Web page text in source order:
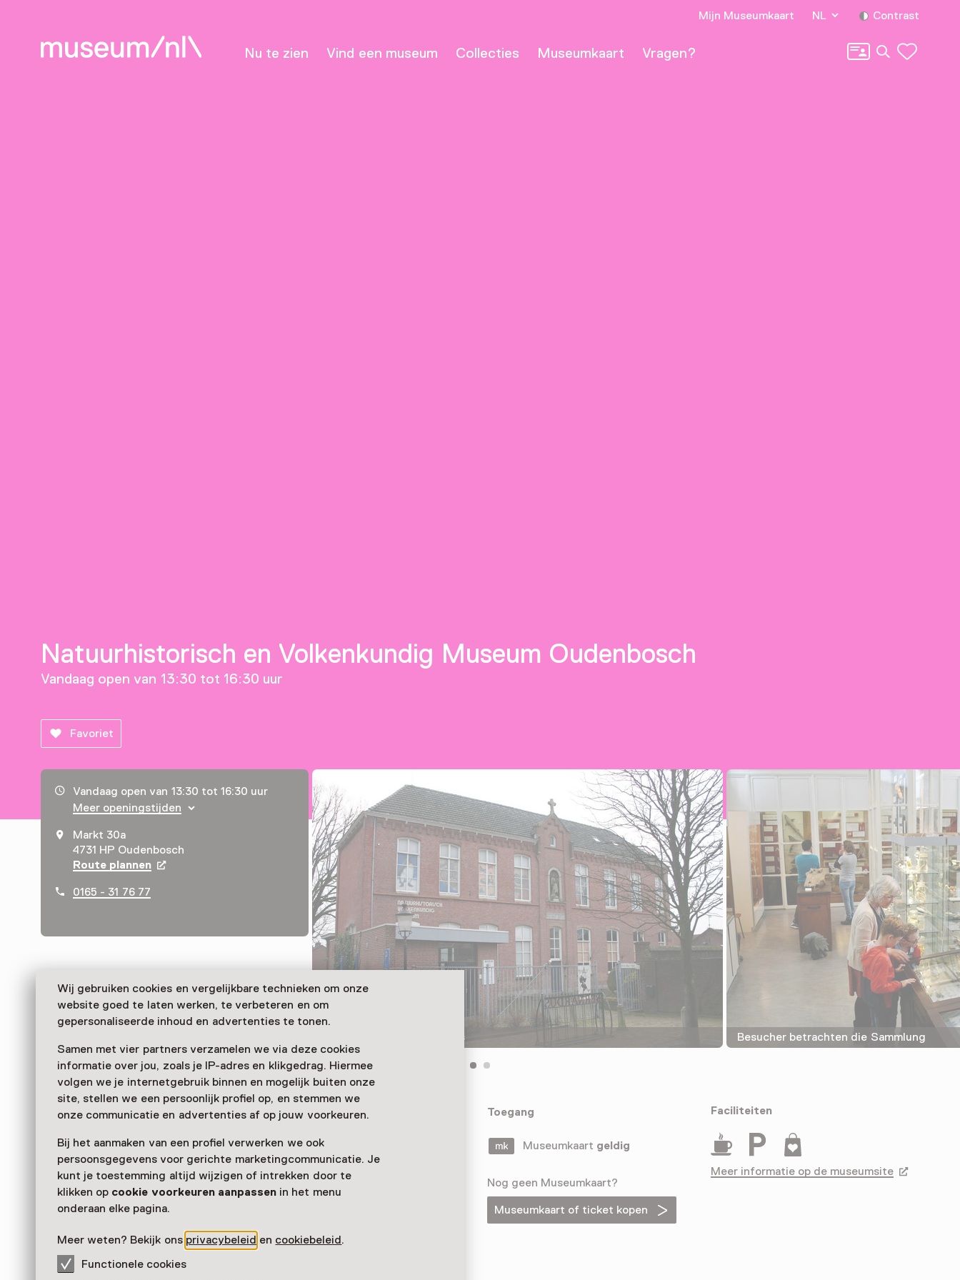
Wij gebruiken cookies en vergelijkbare technieken om onze
website goed te laten werken, te verbeteren en om
gepersonaliseerde inhoud en advertenties te tonen.
Samen met vier partners verzamelen we via deze cookies
informatie over jou, zoals je IP-adres en klikgedrag. Hiermee
volgen we je internetgebruik binnen en mogelijk buiten onze
site, stellen we een persoonlijk profiel op, en stemmen we
onze communicatie en advertenties af op jouw voorkeuren.
Bij het aanmaken van een profiel verwerken we ook
persoonsgegevens voor gerichte marketingcommunicatie. Je
kunt je toestemming altijd wijzigen of intrekken door te
klikken op cookie voorkeuren aanpassenin het menu
onderaan elke pagina.
Meer weten? Bekijk ons privacybeleid en cookiebeleid.
Functionele cookies
Nu te zien Vind een museum Collecties Museumkaart Vragen?
Mijn Museumkaart NL Contrast
Zoeken
Natuurhistorisch en Volkenkundig Museum Oudenbosch
Vandaag open van 13:30 tot 16:30 uur
Favoriet
Openingstijden, adres & telefoonnummer
Vandaag open van 13:30 tot 16:30 uur
Meer openingstijden
Markt 30a
4731 HP Oudenbosch
Route plannen Opent in een nieuw tabblad
0165 - 31 76 77
Frontansicht des Museums Besucher betrachten die Sammlung
Dieses naturgeschichtliche und ethnologische Museum in
und archäologische Sammlungen, die oft bis in Mitte des 19.
Jahrhunderts zurückreichen.
Toegang
Museumkaart geldig
Nog geen Museumkaart?
Museumkaart of ticket kopen
Faciliteiten
Drinken Parkeergelegenheid voor auto's
Museumwinkel
Meer informatie op de museumsite Opent in